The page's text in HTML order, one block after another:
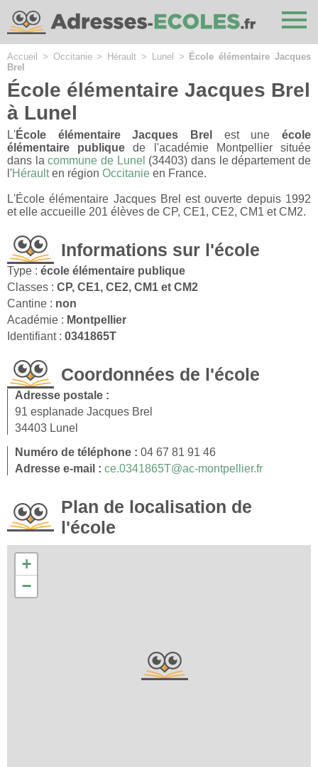
Accueil > Occitanie> Hérault > Lunel >
École élémentaire Jacques
Brel
École élémentaire Jacques Brel
à Lunel
L'École élémentaire Jacques Brel est une école
élémentaire publique de l'académie Montpellier située
dans lacommune de Lunel (34403) dans le département de
l'Héraulten région Occitanie en France.
L'École élémentaire Jacques Brel est ouverte depuis 1992
et elle accueille 201 élèves de CP, CE1, CE2, CM1 et CM2.
Informations sur l'école
Type : école élémentaire publique
Classes : CP, CE1, CE2, CM1 et CM2
Cantine : non
Académie : Montpellier
Identifiant : 0341865T
Coordonnées de l'école
Adresse postale :
91 esplanade Jacques Brel
34403 Lunel
Numéro de téléphone : 04 67 81 91 46
Adresse e-mail : ce.0341865T@ac-montpellier.fr
Plan de localisation de
l'école
+
−